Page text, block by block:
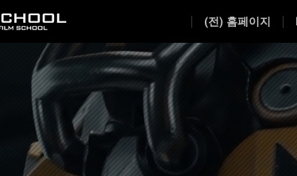
(전) 홈페이지